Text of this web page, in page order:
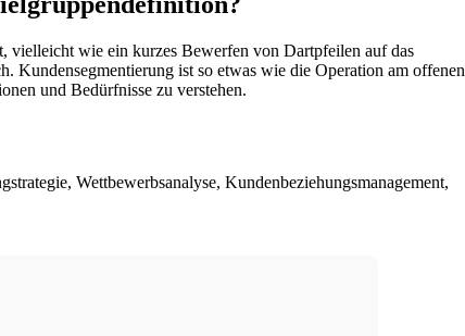
vielleicht wie ein kurzes Bewerfen von Dartpfeilen auf das
Kundensegmentierung ist so etwas wie die Operation am offenen
und Bedürfnisse zu verstehen.
Wettbewerbsanalyse, Kundenbeziehungsmanagement,